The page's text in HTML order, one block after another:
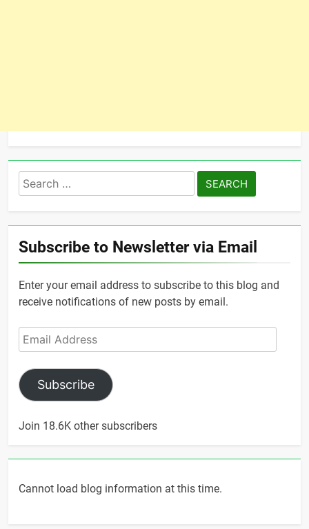
Search
for:
Subscribe to Newsletter via Email
Enter your email address to subscribe to this blog and
receive notifications of new posts by email.
Email
Address
Subscribe
Join 18.6K other subscribers
Cannot load blog information at this time.